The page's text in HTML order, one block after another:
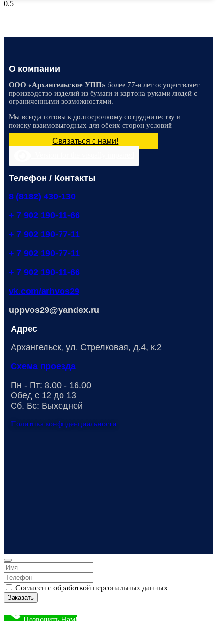
О компании
ООО «Архангельское УПП» более 77-и лет осуществляет
производство изделий из бумаги и картона руками людей с
ограниченными возможностями.
Мы всегда готовы к долгосрочному сотрудничеству и
поиску взаимовыгодных для обеих сторон условий
Связаться с нами!
Телефон / Контакты
8 (8182) 430-130
+ 7 902 190-11-66
+ 7 902 190-77-11
+ 7 902 190-77-11
+ 7 902 190-11-66
vk.com/arhvos29
uppvos29@yandex.ru
Адрес
Архангельск, ул. Стрелковая, д.4, к.2
Схема проезда
Пн - Пт: 8.00 - 16.00
Обед с 12 до 13
Сб, Вс: Выходной
Политика конфиденциальности
Согласен с обработкой персональных данных
Заказать